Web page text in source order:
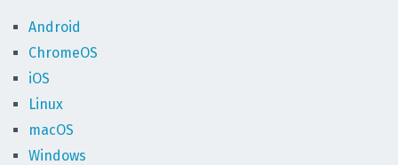
Android
ChromeOS
iOS
Linux
macOS
Windows